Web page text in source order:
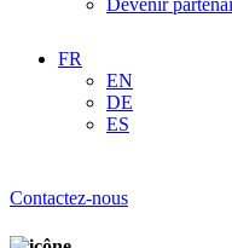
Devenir
FR
EN
DE
ES
Contactez-nous